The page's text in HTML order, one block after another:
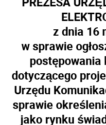
z dnia 16
w sprawie
dotyczącego
Urzędu
sprawie
jako rynku